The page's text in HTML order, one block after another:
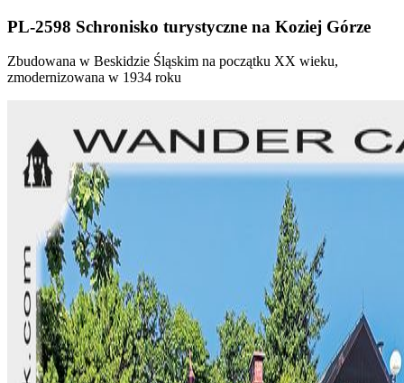
PL-2598 Schronisko turystyczne na Koziej Górze
​Zbudowana w Beskidzie Śląskim na początku XX wieku,
zmodernizowana w 1934 roku